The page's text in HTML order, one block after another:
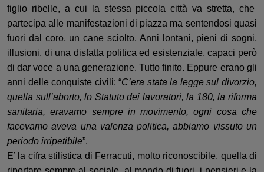
figlio ribelle, a cui la stessa piccola città va stretta, che
partecipa alle manifestazioni di piazza ma sentendosi quasi
fuori dal coro, un cane sciolto. Anni lontani, pieni di sogni,
illusioni, di una disfatta politica ed esistenziale, capaci però
di dar voce a una generazione. Tutto finito. Eppure erano gli
anni delle conquiste civili:“C’era stata la legge sul divorzio,
quella sull’aborto, lo Statuto dei lavoratori, la 180, la riforma
sanitaria, eravamo sempre in movimento, ogni cosa che
facevamo aveva una valenza politica, abbiamo vissuto un
periodo irripetibile”.
E’ la cifra stilistica di Ferracuti, molto riconoscibile, quella di